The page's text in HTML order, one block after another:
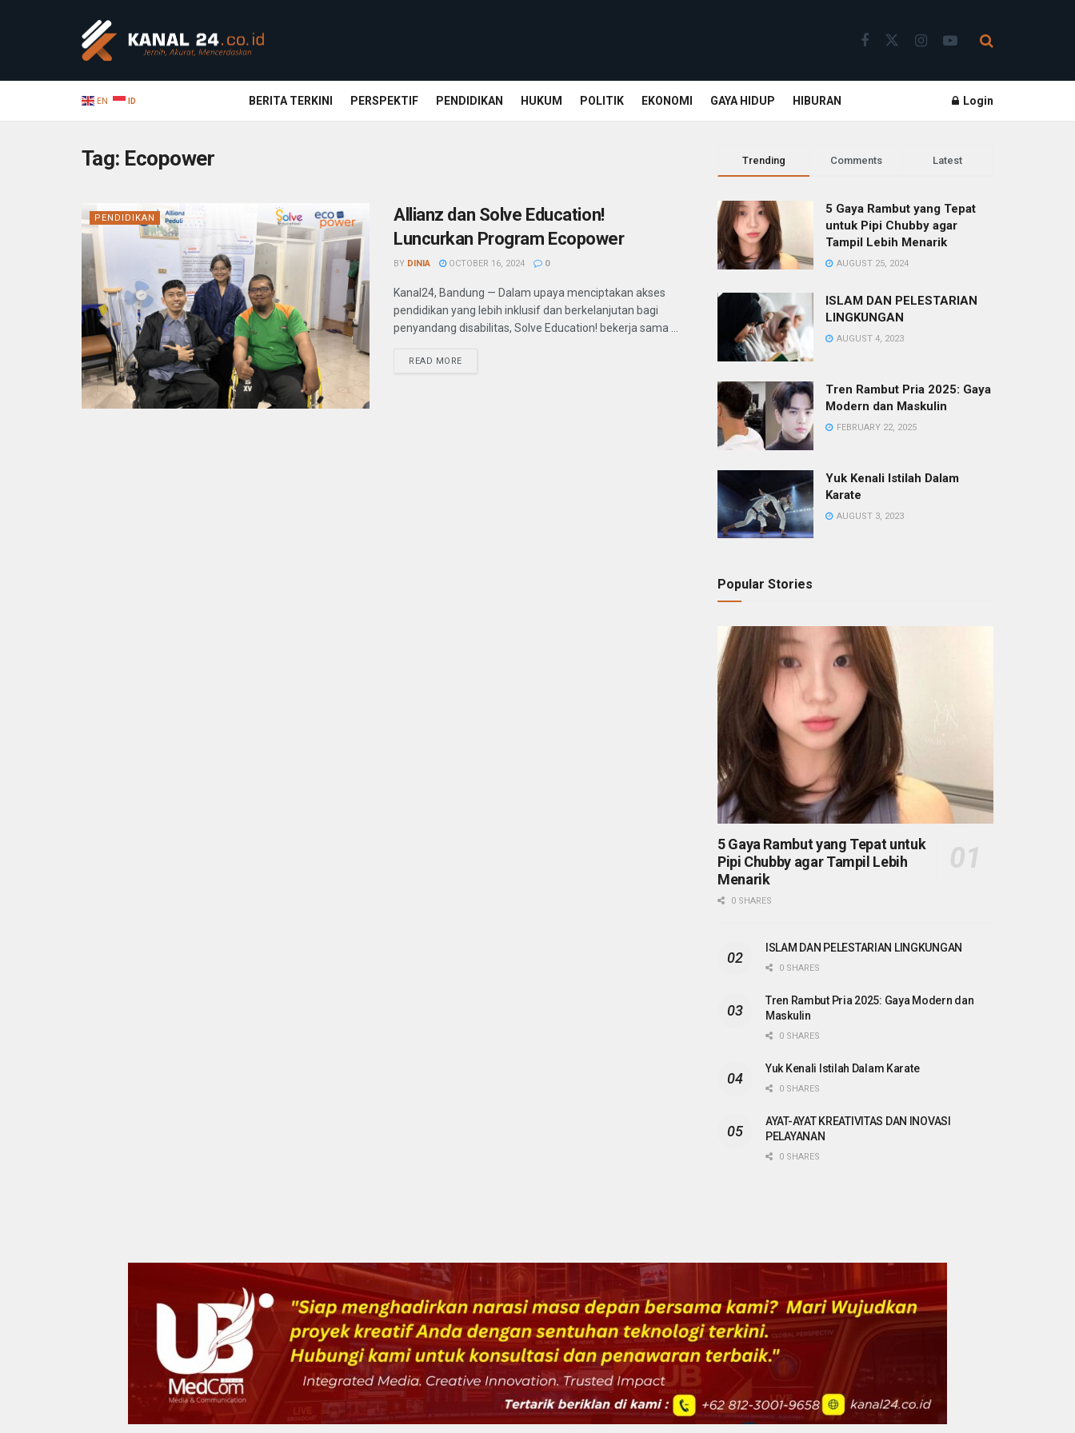
EN ID BERITA TERKINI PERSPEKTIF PENDIDIKAN HUKUM POLITIK EKONOMI GAYA HIDUP HIBURAN Login
Tag: Ecopower
PENDIDIKAN
Allianz dan Solve Education!
Luncurkan Program Ecopower
BY DINIA OCTOBER 16, 2024 0
Kanal24, Bandung — Dalam upaya menciptakan akses
pendidikan yang lebih inklusif dan berkelanjutan bagi
penyandang disabilitas, Solve Education! bekerja sama ...
READ MORE
Trending Comments Latest
5 Gaya Rambut yang Tepat
untuk Pipi Chubby agar
Tampil Lebih Menarik
AUGUST 25, 2024
ISLAM DAN PELESTARIAN
LINGKUNGAN
AUGUST 4, 2023
Tren Rambut Pria 2025: Gaya
Modern dan Maskulin
FEBRUARY 22, 2025
Yuk Kenali Istilah Dalam
Karate
AUGUST 3, 2023
Popular Stories
5 Gaya Rambut yang Tepat untuk
Pipi Chubby agar Tampil Lebih
Menarik
0 SHARES
ISLAM DAN PELESTARIAN LINGKUNGAN
0 SHARES
Tren Rambut Pria 2025: Gaya Modern dan
Maskulin
0 SHARES
Yuk Kenali Istilah Dalam Karate
0 SHARES
AYAT-AYAT KREATIVITAS DAN INOVASI
PELAYANAN
0 SHARES